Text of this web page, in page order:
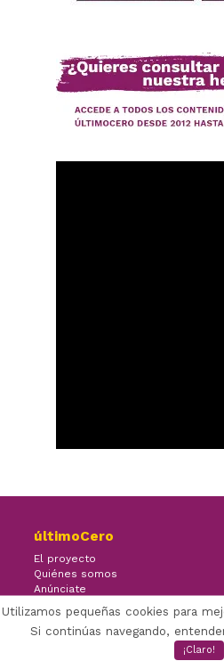
últimoCero
El proyecto
Quiénes somos
Anúnciate
Utilizamos pequeñas cookies para
Si continúas navegando,
¡Claro!